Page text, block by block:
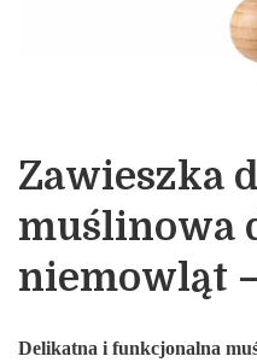
Zawieszka
muślinowa
niemowląt
Delikatna i funkcjonalna